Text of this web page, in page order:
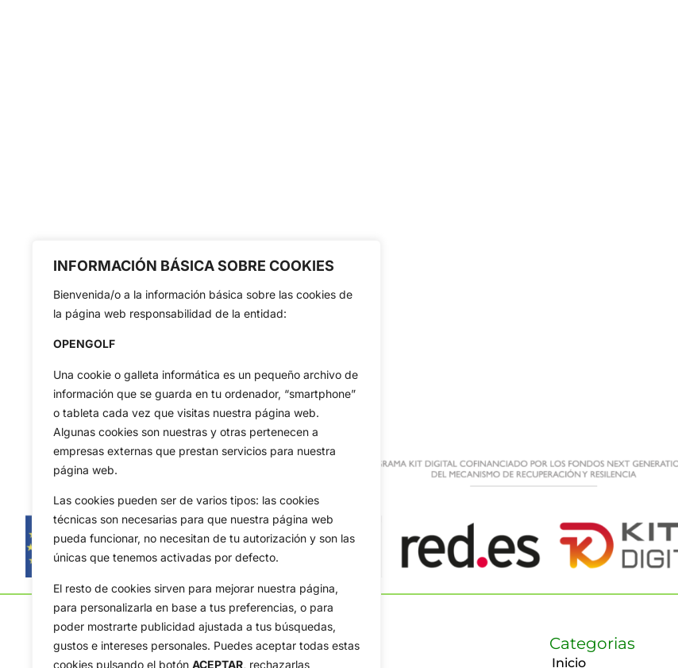
INFORMACIÓN BÁSICA SOBRE COOKIES
Bienvenida/o a la información básica sobre las cookies de
la página web responsabilidad de la entidad:
OPENGOLF
Una cookie o galleta informática es un pequeño archivo de
información que se guarda en tu ordenador, “smartphone”
o tableta cada vez que visitas nuestra página web.
Algunas cookies son nuestras y otras pertenecen a
empresas externas que prestan servicios para nuestra
página web.
Las cookies pueden ser de varios tipos: las cookies
técnicas son necesarias para que nuestra página web
pueda funcionar, no necesitan de tu autorización y son las
únicas que tenemos activadas por defecto.
El resto de cookies sirven para mejorar nuestra página,
para personalizarla en base a tus preferencias, o para
poder mostrarte publicidad ajustada a tus búsquedas,
gustos e intereses personales. Puedes aceptar todas estas
cookies pulsando el botón ACEPTAR, rechazarlas
Categorias
Inicio